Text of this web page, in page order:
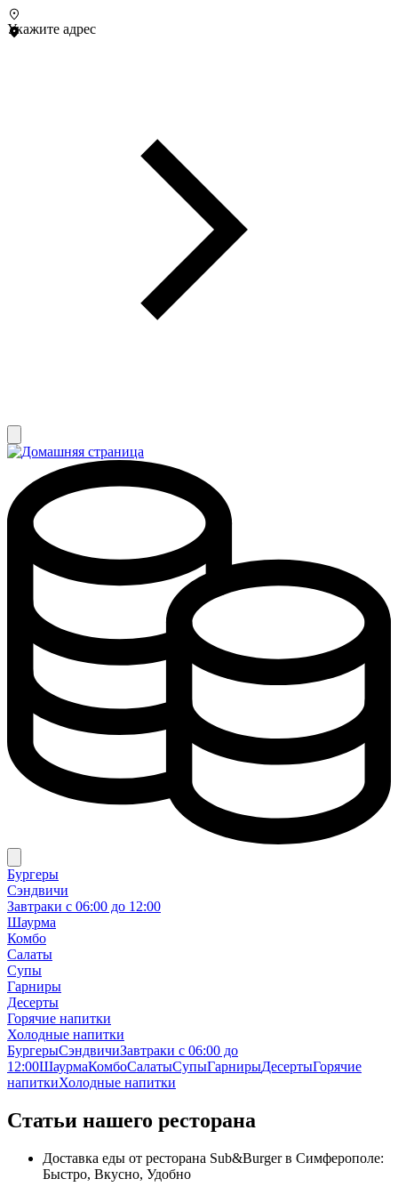
Укажите адрес
Бургеры
Сэндвичи
Завтраки c 06:00 до 12:00
Шаурма
Комбо
Салаты
Супы
Гарниры
Десерты
Горячие напитки
Холодные напитки
БургерыСэндвичиЗавтраки c 06:00 до
12:00ШаурмаКомбоСалатыСупыГарнирыДесертыГорячие
напиткиХолодные напитки
Статьи нашего ресторана
Доставка еды от ресторана Sub&Burger в Симферополе:
Быстро, Вкусно, Удобно